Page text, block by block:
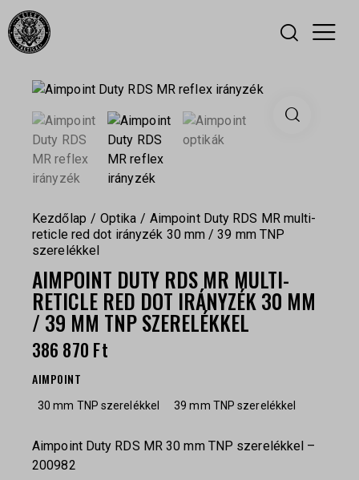
Kezdőlap Optika
Aimpoint Duty RDS MR multi-
reticle red dot irányzék 30 mm / 39 mm TNP
szerelékkel
AIMPOINT DUTY RDS MR MULTI-
RETICLE RED DOT IRÁNYZÉK 30 MM
/ 39 MM TNP SZERELÉKKEL
386 870 Ft
AIMPOINT
30 mm TNP szerelékkel 39 mm TNP szerelékkel
Aimpoint Duty RDS MR 30 mm TNP szerelékkel –
200982